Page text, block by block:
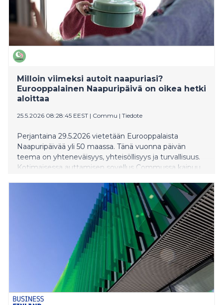
Milloin viimeksi autoit naapuriasi?
Eurooppalainen Naapuripäivä on oikea hetki
aloittaa
25.5.2026 08:28:45 EEST | Commu | Tiedote
Perjantaina 29.5.2026 vietetään Eurooppalaista
Naapuripäivää yli 50 maassa. Tänä vuonna päivän
teema on yhteneväisyys, yhteisöllisyys ja turvallisuus.
Kotimaisessa auttamisen sovellus Commussa kaipuu
suomalaista on rekisteröitynyt sovellukseen, jossa voi
pyytää ja antaa apua lähialueellaan. Alla neljä heistä
kertoo omin sanoin, miten hyvät teot ja naapuriapu
ovat muuttaneet heidän elämäänsä.